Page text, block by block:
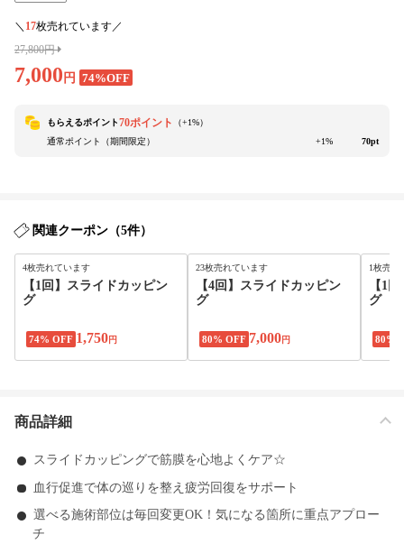
＼ 17枚売れています／
27,800円
7,000 円 74%OFF
もらえるポイント70ポイント （+1%）
通常ポイント（期間限定）
+1% 70pt
関連クーポン（5件）
4枚売れています
【1回】スライドカッピン
グ
74% OFF 1,750円
23枚売れています
【4回】スライドカッピン
グ
80% OFF 7,000円
1枚売れ
【1
グ
80%
商品詳細
スライドカッピングで筋膜を心地よくケア☆
血行促進で体の巡りを整え疲労回復をサポート
選べる施術部位は毎回変更OK！気になる箇所に重点アプロー
チ